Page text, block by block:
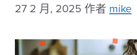
27 2 月, 2025 作者 mike